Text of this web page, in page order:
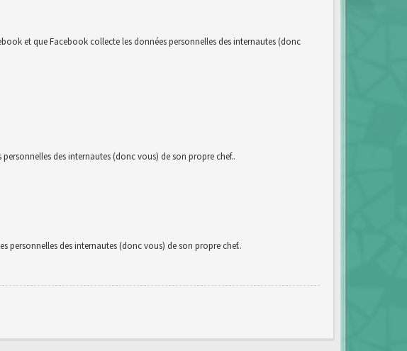
et que Facebook collecte les données personnelles des internautes (donc
des internautes (donc vous) de son propre chef..
des internautes (donc vous) de son propre chef..